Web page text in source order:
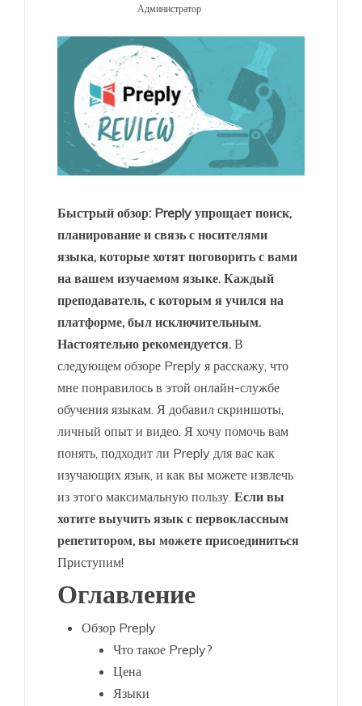
Администратор
Быстрый обзор: Preply упрощает поиск,
планирование и связь с носителями
языка, которые хотят поговорить с вами
на вашем изучаемом языке. Каждый
преподаватель, с которым я учился на
платформе, был исключительным.
Настоятельно рекомендуется. В
следующем обзоре Preply я расскажу, что
мне понравилось в этой онлайн-службе
обучения языкам. Я добавил скриншоты,
личный опыт и видео. Я хочу помочь вам
понять, подходит ли Preply для вас как
изучающих язык, и как вы можете извлечь
из этого максимальную пользу. Если вы
хотите выучить язык с первоклассным
репетитором, вы можете присоединиться
Приступим!
Оглавление
Обзор Preply
Что такое Preply?
Цена
Языки